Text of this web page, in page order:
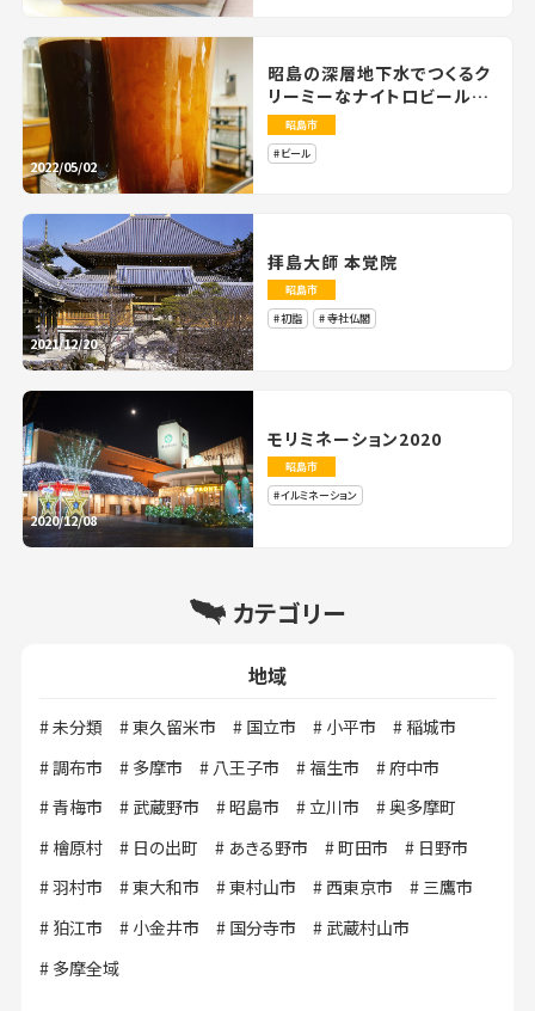
2022/05/02
昭島の深層地下水でつくるク
リーミーなナイトロビール「イ
サナブルーイング」
昭島市
ビール
2021/12/20
拝島大師 本覚院
昭島市
初詣
寺社仏閣
2020/12/08
モリミネーション2020
昭島市
イルミネーション
カテゴリー
地域
未分類 東久留米市 国立市 小平市
稲城市
調布市
多摩市 八王子市 福生市
府中市
青梅市
武蔵野市 昭島市 立川市
奥多摩町
檜原村
日の出町 あきる野市 町田市
日野市
羽村市
東大和市 東村山市 西東京市
三鷹市
狛江市
小金井市 国分寺市
武蔵村山市
多摩全域